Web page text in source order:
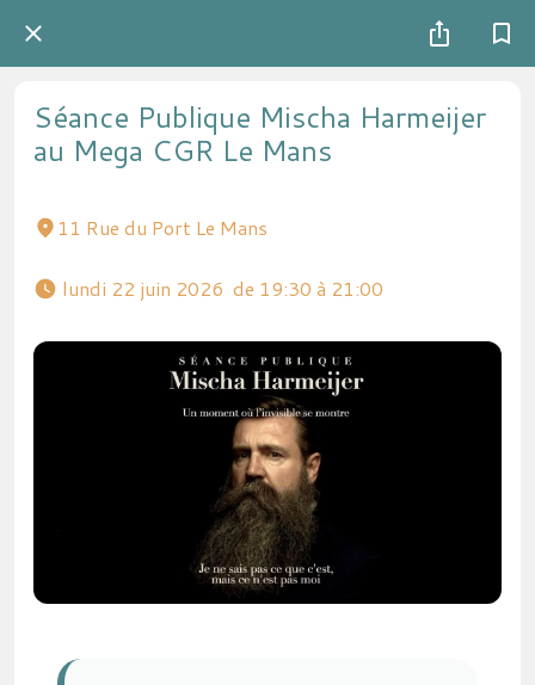
Séance Publique Mischa Harmeijer
au Mega CGR Le Mans
11 Rue du Port Le Mans
lundi 22 juin 2026  de 19:30 à 21:00